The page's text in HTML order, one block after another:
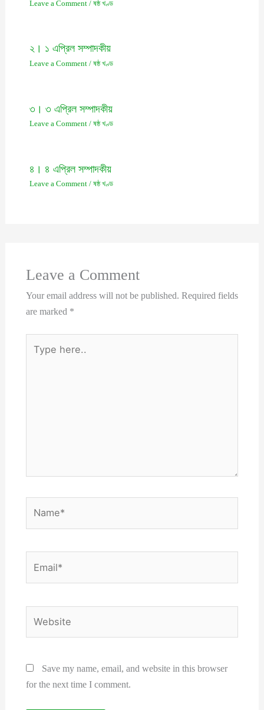
Leave a Comment / ষষ্ঠ খণ্ড
২। ১ এপ্রিল সম্পাদকীয়
Leave a Comment / ষষ্ঠ খণ্ড
৩। ৩ এপ্রিল সম্পাদকীয়
Leave a Comment / ষষ্ঠ খণ্ড
৪। ৪ এপ্রিল সম্পাদকীয়
Leave a Comment / ষষ্ঠ খণ্ড
Leave a Comment
Your email address will not be published. Required fields
are marked *
here..
Save my name, email, and website in this browser
for the next time I comment.